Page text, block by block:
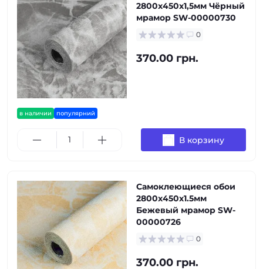
в наличии популярний
2800х450х1,5мм Чёрный
мрамор SW-00000730
0
370.00 грн.
В корзину
Самоклеющиеся обои
2800х450х1.5мм
Бежевый мрамор SW-
00000726
0
370.00 грн.